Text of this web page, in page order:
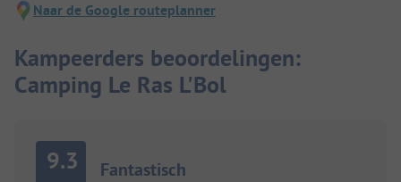
Naar de Google routeplanner
Kampeerders beoordelingen:
Camping Le Ras L'Bol
9.3 Fantastisch